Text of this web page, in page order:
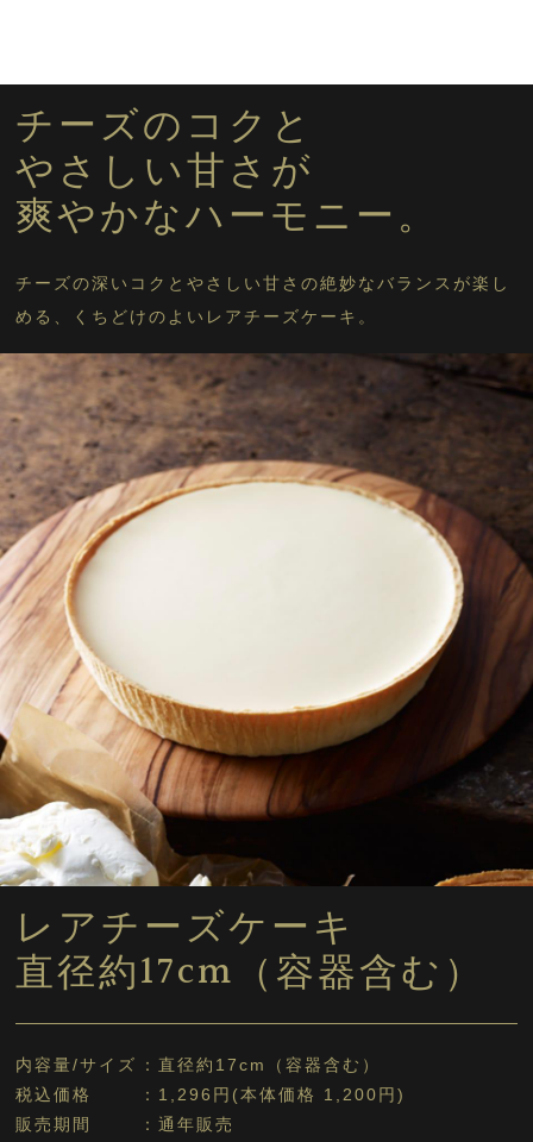
チーズのコクと
やさしい甘さが
爽やかなハーモニー。
チーズの深いコクとやさしい甘さの絶妙なバランスが楽し
める、くちどけのよいレアチーズケーキ。
レアチーズケーキ
直径約17cm（容器含む）
内容量/サイズ
直径約17cm（容器含む）
税込価格
1,296円(本体価格 1,200円)
販売期間
通年販売